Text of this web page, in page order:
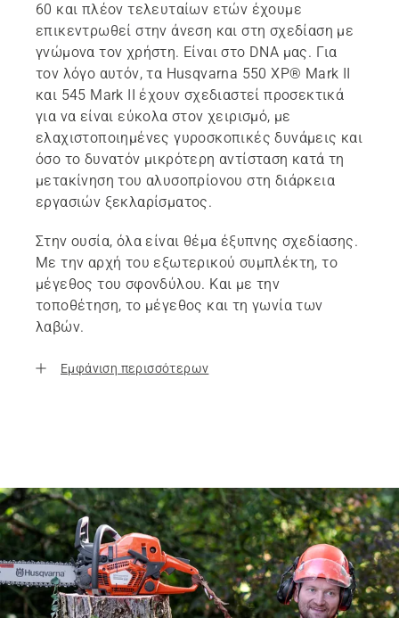
60 και πλέον τελευταίων ετών έχουμε
επικεντρωθεί στην άνεση και στη σχεδίαση με
γνώμονα τον χρήστη. Είναι στο DNA μας. Για
τον λόγο αυτόν, τα Husqvarna 550 XP® Mark II
και 545 Mark II έχουν σχεδιαστεί προσεκτικά
για να είναι εύκολα στον χειρισμό, με
ελαχιστοποιημένες γυροσκοπικές δυνάμεις και
όσο το δυνατόν μικρότερη αντίσταση κατά τη
μετακίνηση του αλυσοπρίονου στη διάρκεια
εργασιών ξεκλαρίσματος.
Στην ουσία, όλα είναι θέμα έξυπνης σχεδίασης.
Με την αρχή του εξωτερικού συμπλέκτη, το
μέγεθος του σφονδύλου. Και με την
τοποθέτηση, το μέγεθος και τη γωνία των
λαβών.
Εμφάνιση περισσότερων